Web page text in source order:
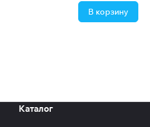
В корзину
Каталог